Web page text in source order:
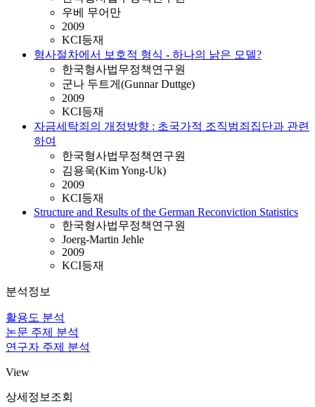
우베 무어만
2009
KCI등재
형사절차에서 보호적 형식 - 하나의 낡은 모델?
한국형사법무정책연구원
군나 두트게(Gunnar Duttge)
2009
KCI등재
자금세탁죄의 개정방향 : 초국가적 조직범죄집단과 관련
하여
한국형사법무정책연구원
김용욱(Kim Yong-Uk)
2009
KCI등재
Structure and Results of the German Reconviction Statistics
한국형사법무정책연구원
Joerg-Martin Jehle
2009
KCI등재
분석정보
활용도 분석
논문 주제 분석
연구자 주제 분석
View
상세정보조회